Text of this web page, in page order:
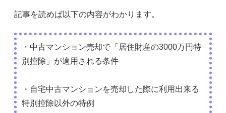
記事を読めば以下の内容がわかります。
・中古マンション売却で「居住財産の3000万円特
別控除」が適用される条件
・自宅中古マンションを売却した際に利用出来る
特別控除以外の特例